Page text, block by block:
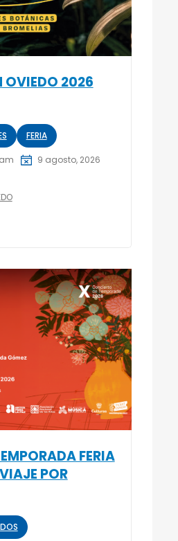
OVIEDO 2026
FERIA
9 agosto, 2026
FERIA
POR